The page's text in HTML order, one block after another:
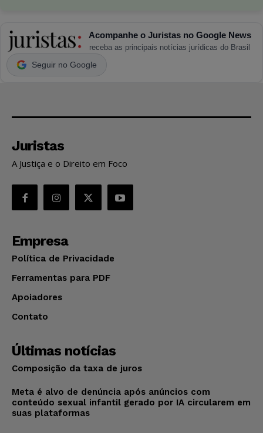
Acompanhe o Juristas no Google News
receba as principais notícias jurídicas do Brasil
Seguir no Google
Juristas
A Justiça e o Direito em Foco
Empresa
Política de Privacidade
Ferramentas para PDF
Apoiadores
Contato
Últimas notícias
Composição da taxa de juros
Meta é alvo de denúncia após anúncios com
conteúdo sexual infantil gerado por IA circularem em
suas plataformas